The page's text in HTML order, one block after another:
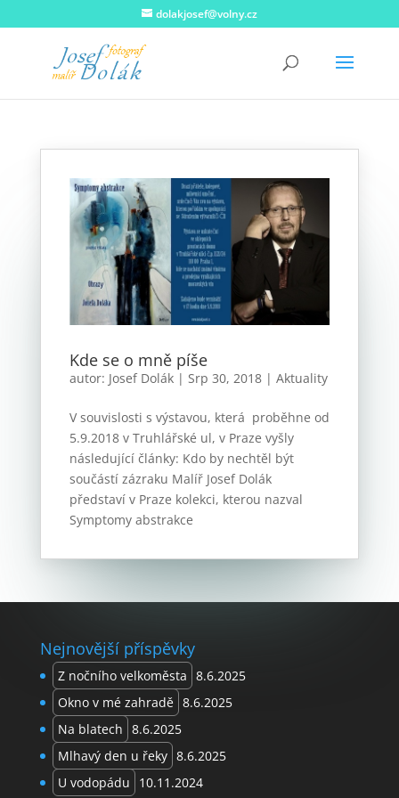
dolakjosef@volny.cz
Kde se o mně píše
autor: Josef Dolák| Srp 30, 2018| Aktuality
V souvislosti s výstavou, která proběhne od
5.9.2018 v Truhlářské ul, v Praze vyšly
následující články: Kdo by nechtěl být
součástí zázraku Malíř Josef Dolák
představí v Praze kolekci, kterou nazval
Symptomy abstrakce
Nejnovější příspěvky
Z nočního velkoměsta 8.6.2025
Okno v mé zahradě 8.6.2025
Na blatech 8.6.2025
Mlhavý den u řeky 8.6.2025
U vodopádu
10.11.2024